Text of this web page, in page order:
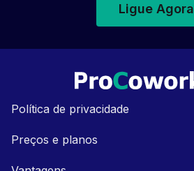
Ligue Agora
Política de privacidade
Preços e planos